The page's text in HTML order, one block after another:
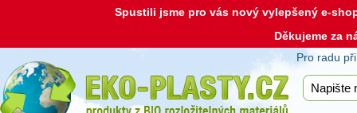
Spustili jsme pro vás nový vylepšený e-
Děkujeme za
Pro radu